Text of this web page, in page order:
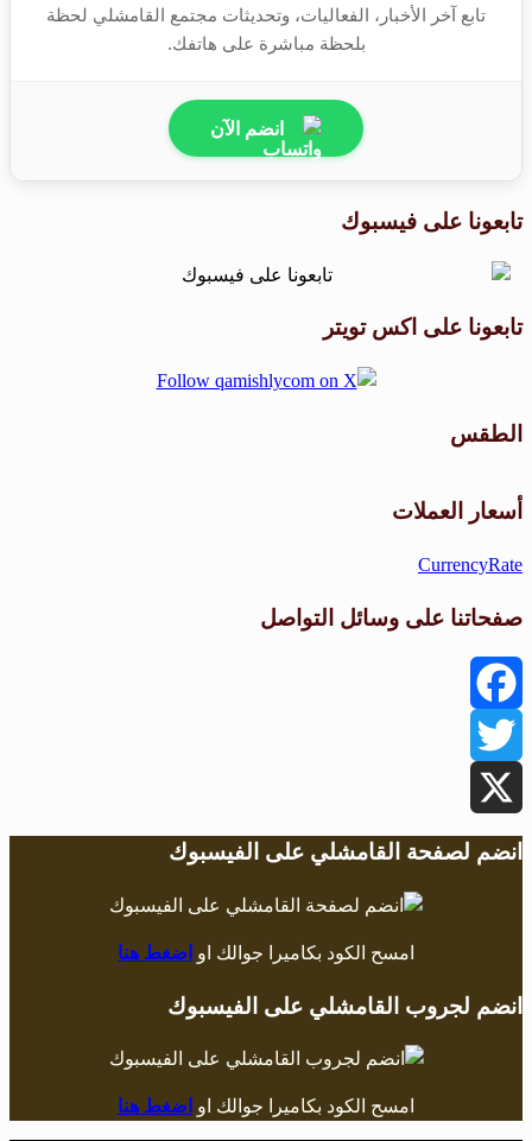
تابع آخر الأخبار، الفعاليات، وتحديثات مجتمع القامشلي لحظة
بلحظة مباشرة على هاتفك.
انضم الآن
تابعونا على فيسبوك
تابعونا على اكس تويتر
الطقس
أسعار العملات
CurrencyRate
صفحاتنا على وسائل التواصل
Facebook
Twitter
X
انضم لصفحة القامشلي على الفيسبوك
امسح الكود بكاميرا جوالك او اضغط هنا
انضم لجروب القامشلي على الفيسبوك
امسح الكود بكاميرا جوالك او اضغط هنا